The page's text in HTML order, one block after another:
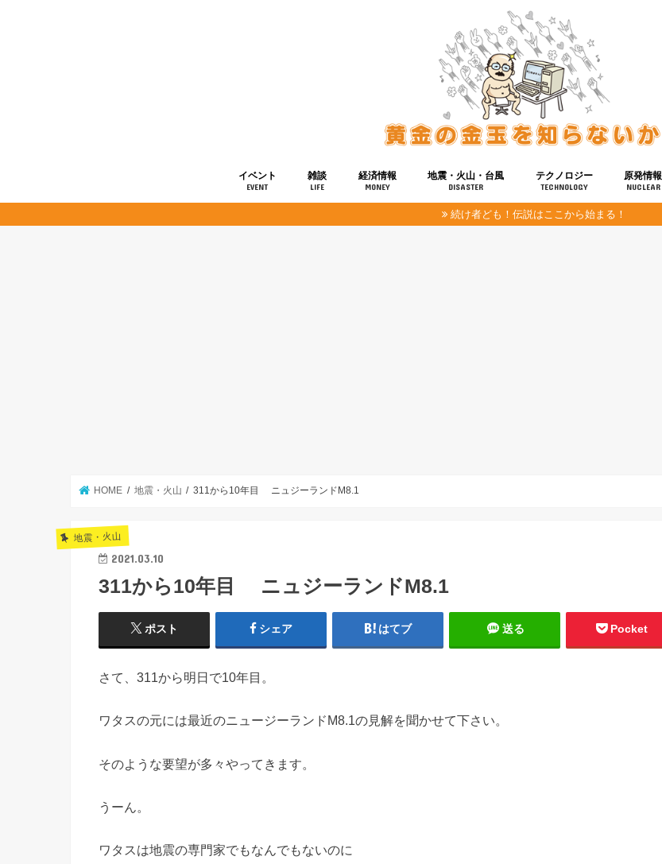
イベント
EVENT
雑談
LIFE
経済情報
MONEY
地震・火山・台風
DISASTER
テクノロジー
TECHNOLOGY
健康
宇宙
原発情報
NUCLEAR
続け者ども！伝説はここから始まる！
HOME 地震・火山 311から10年目 ニュジーランドM8.1
地震・火山
2021.03.10
311から10年目 ニュジーランドM8.1
ポスト シェア はてブ 送る Pocket
さて、311から明日で10年目。
ワタスの元には最近のニュージーランドM8.1の見解を聞かせて下さい。
そのような要望が多々やってきます。
うーん。
ワタスは地震の専門家でもなんでもないのに